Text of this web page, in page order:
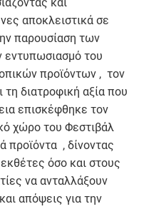
και
αποκλειστικά σε
παρουσίαση των
εντυπωσιασμό του
προϊόντων , τον
διατροφική αξία που
επισκέφθηκε τον
χώρο του Φεστιβάλ
προϊόντα , δίνοντας
όσο και στους
να ανταλλάξουν
απόψεις για την